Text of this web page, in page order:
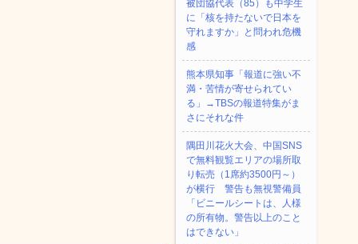
被団協代表（85）も中学生
に「核を持たないで日本を
守れますか」と問われ危機
感
熊本県知事「報道に強い不
満・苦情が寄せられてい
る」→TBSの報道特集がま
さにそれな件
隅田川花火大会、中国SNS
で無料観覧エリアの場所取
り転売（1席約3500円～）
が横行 警告も無視警備員
「ビニールシートは、人様
の所有物。警告以上のこと
はできない」